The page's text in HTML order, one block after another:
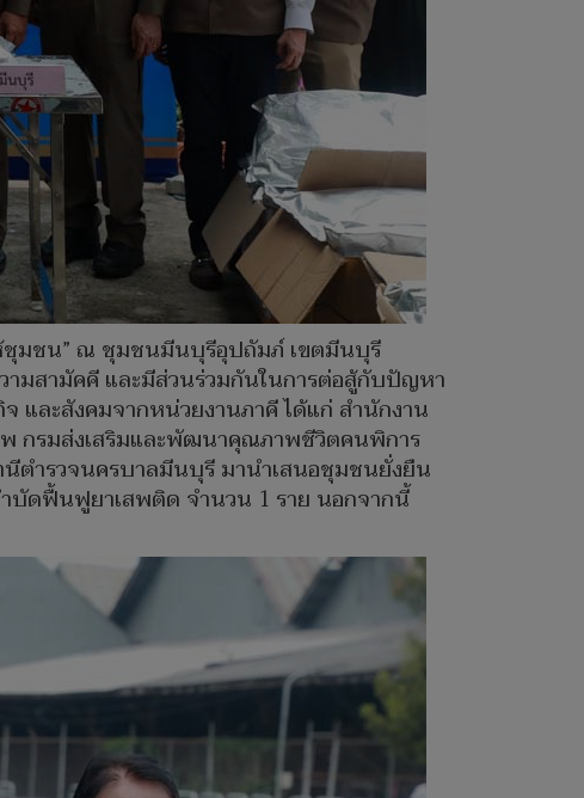
ห้ชุมชน” ณ ชุมชนมีนบุรีอุปถัมภ์ เขตมีนบุรี
ามสามัคคี และมีส่วนร่วมกันในการต่อสู้กับปัญหา
และสังคมจากหน่วยงานภาคี ได้แก่ สำนักงาน
กรมส่งเสริมและพัฒนาคุณภาพชีวิตคนพิการ
ตำรวจนครบาลมีนบุรี มานำเสนอชุมชนยั่งยืน
บัดฟื้นฟูยาเสพติด จำนวน 1 ราย นอกจากนี้